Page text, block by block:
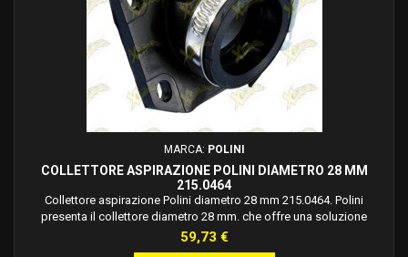
MARCA: POLINI
COLLETTORE ASPIRAZIONE POLINI DIAMETRO 28 MM
215.0464
Collettore aspirazione Polini diametro 28 mm 215.0464. Polini
presenta il collettore diametro 28 mm. che offre una soluzione
versatile e affidabile per i motori da competizione. Dimensioni
universali: l’interasse dei fori orizzontali è di 60 mm, mentre
Prezzo
59,73 €